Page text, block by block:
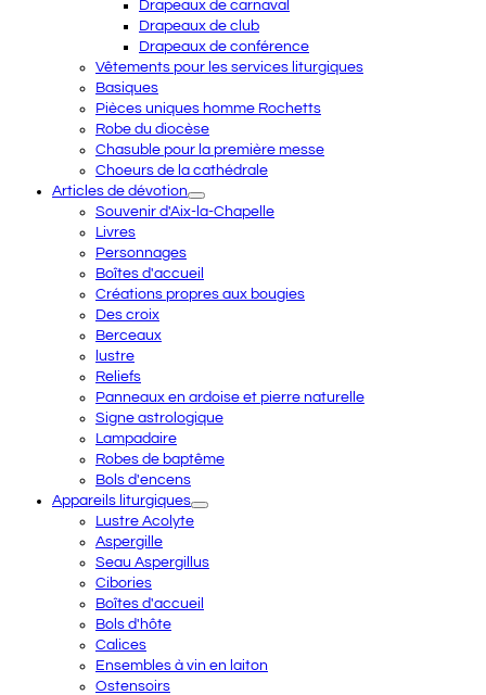
Drapeaux de carnaval
Drapeaux de club
Drapeaux de conférence
Vêtements pour les services liturgiques
Basiques
Pièces uniques homme Rochetts
Robe du diocèse
Chasuble pour la première messe
Choeurs de la cathédrale
Articles de dévotion
Souvenir d'Aix-la-Chapelle
Livres
Personnages
Boîtes d'accueil
Créations propres aux bougies
Des croix
Berceaux
lustre
Reliefs
Panneaux en ardoise et pierre naturelle
Signe astrologique
Lampadaire
Robes de baptême
Bols d'encens
Appareils liturgiques
Lustre Acolyte
Aspergille
Seau Aspergillus
Cibories
Boîtes d'accueil
Bols d'hôte
Calices
Ensembles à vin en laiton
Ostensoirs